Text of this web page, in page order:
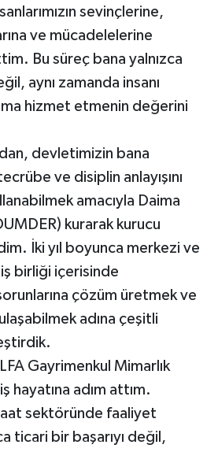
sevinçlerine,
ve mücadelelerine
Bu süreç bana yalnızca
aynı zamanda insanı
hizmet etmenin değerini
devletimizin bana
ve disiplin anlayışını
amacıyla Daima
kurarak kurucu
İki yıl boyunca merkezi ve
birliği içerisinde
çözüm üretmek ve
adına çeşitli
Gayrimenkul Mimarlık
hayatına adım attım.
sektöründe faaliyet
ticari bir başarıyı değil,